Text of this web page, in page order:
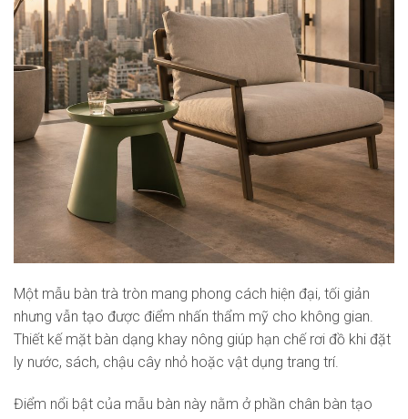
Một mẫu bàn trà tròn mang phong cách hiện đại, tối giản
nhưng vẫn tạo được điểm nhấn thẩm mỹ cho không gian.
Thiết kế mặt bàn dạng khay nông giúp hạn chế rơi đồ khi đặt
ly nước, sách, chậu cây nhỏ hoặc vật dụng trang trí.
Điểm nổi bật của mẫu bàn này nằm ở phần chân bàn tạo